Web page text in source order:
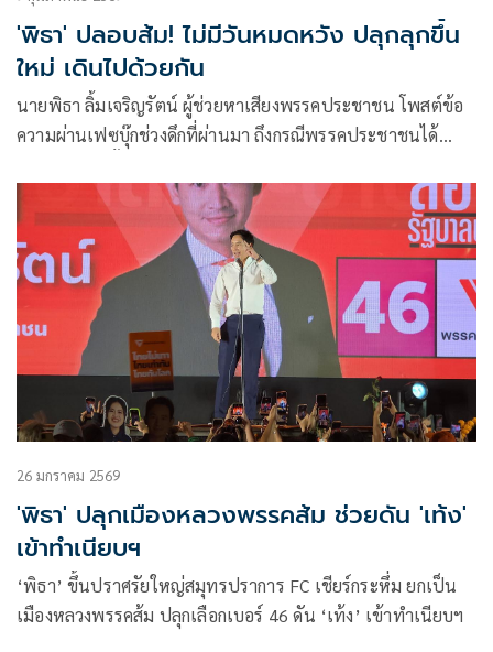
'พิธา' ปลอบส้ม! ไม่มีวันหมดหวัง ปลุกลุกขึ้น
ใหม่ เดินไปด้วยกัน
นายพิธา ลิ้มเจริญรัตน์ ผู้ช่วยหาเสียงพรรคประชาชน โพสต์ข้อ
ความผ่านเฟซบุ๊กช่วงดึกที่ผ่านมา ถึงกรณีพรรคประชาชนได้
26 มกราคม 2569
'พิธา' ปลุกเมืองหลวงพรรคส้ม ช่วยดัน 'เท้ง'
เข้าทำเนียบฯ
‘พิธา’ ขึ้นปราศรัยใหญ่สมุทรปราการ FC เชียร์กระหึ่ม ยกเป็น
เมืองหลวงพรรคส้ม ปลุกเลือกเบอร์ 46 ดัน ‘เท้ง’ เข้าทำเนียบฯ